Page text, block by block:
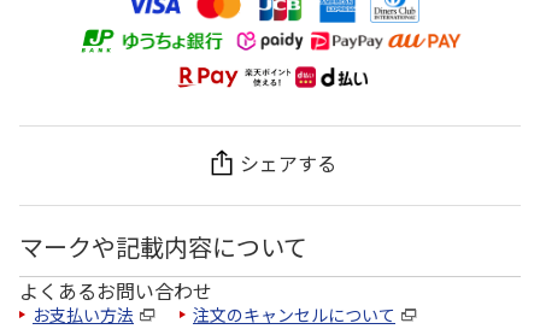
シェアする
マークや記載内容について
よくあるお問い合わせ
お支払い方法 注文のキャンセルについて